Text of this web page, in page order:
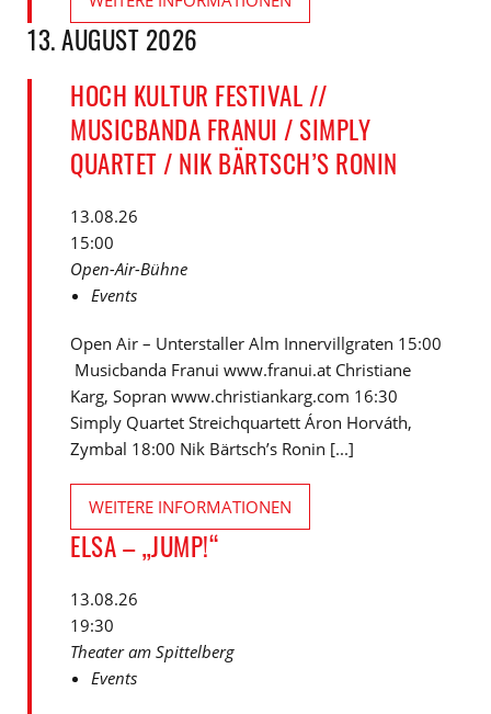
13. AUGUST 2026
HOCH KULTUR FESTIVAL //
MUSICBANDA FRANUI / SIMPLY
QUARTET / NIK BÄRTSCH’S RONIN
13.08.26
15:00
Open-Air-Bühne
Events
Open Air – Unterstaller Alm Innervillgraten 15:00
Musicbanda Franui www.franui.at Christiane
Karg, Sopran www.christiankarg.com 16:30
Simply Quartet Streichquartett Áron Horváth,
Zymbal 18:00 Nik Bärtsch’s Ronin [...]
WEITERE INFORMATIONEN
ELSA – „JUMP!“
13.08.26
19:30
Theater am Spittelberg
Events